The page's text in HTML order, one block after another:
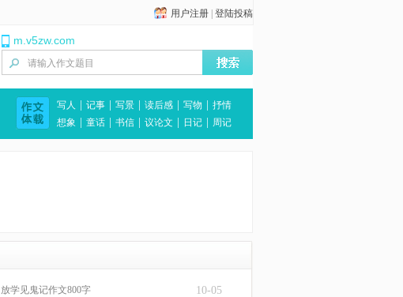
用户注册 登陆投稿
m.v5zw.com
写人 记事 写景 读后感 写物
抒情
想象
童话 书信 议论文 日记 周记
放学见鬼记作文800字 10-05